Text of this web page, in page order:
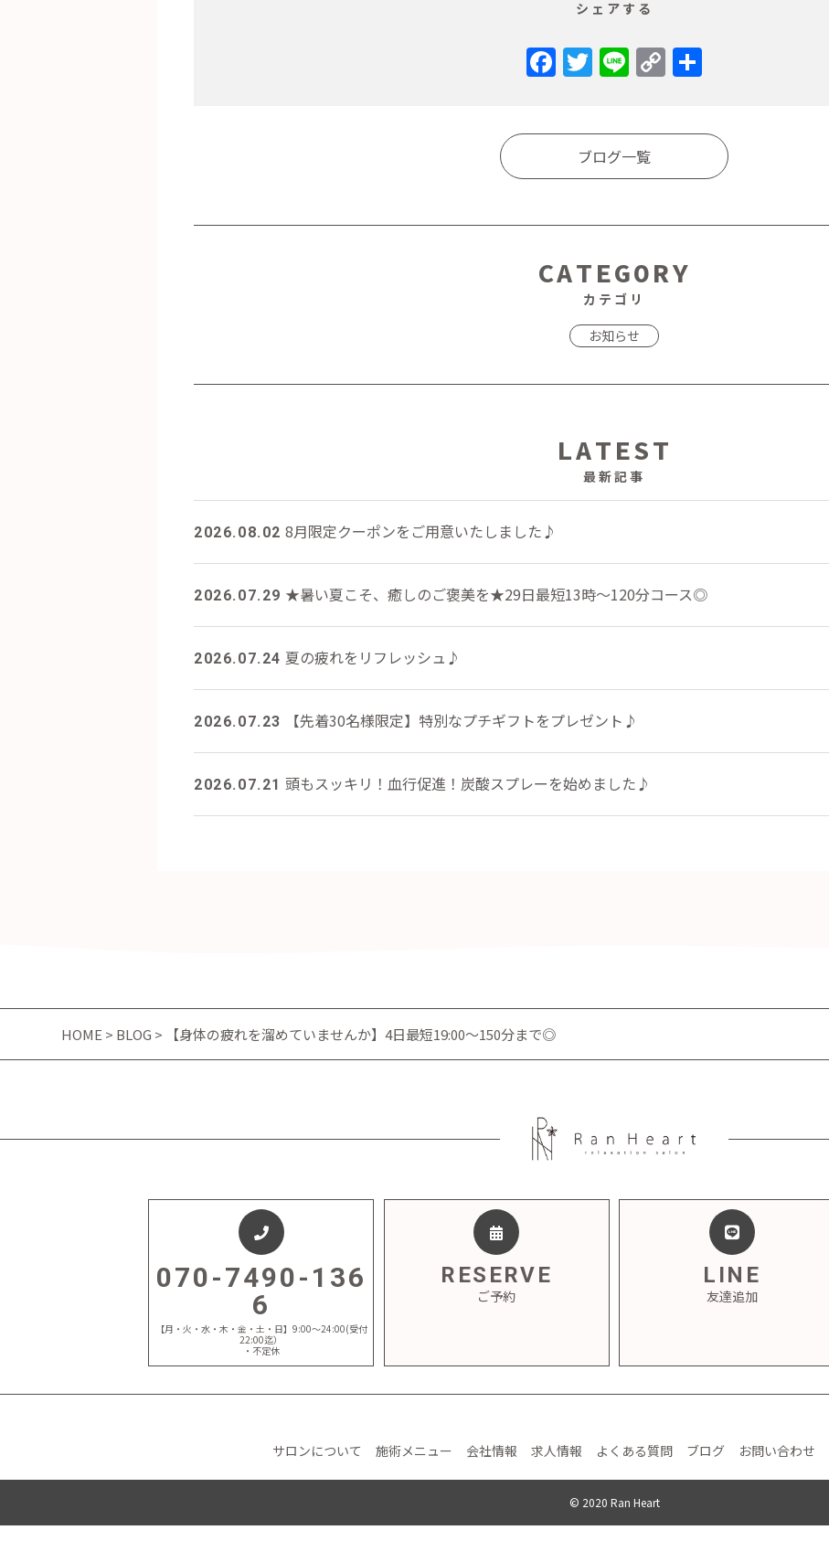
シェアする
Facebook
Twitter
LineCopy
Link
ブログ一覧
CATEGORY
カテゴリ
お知らせ
LATEST
最新記事
2026.08.02 8月限定クーポンをご用意いたしました♪
2026.07.29 ★暑い夏こそ、癒しのご褒美を★29日最短13時～120分コース◎
2026.07.24 夏の疲れをリフレッシュ♪
2026.07.23 【先着30名様限定】特別なプチギフトをプレゼント♪
2026.07.21 頭もスッキリ！血行促進！炭酸スプレーを始めました♪
HOME > BLOG > 【身体の疲れを溜めていませんか】4日最短19:00～150分まで◎
070-7490-136
6
【月・火・水・木・金・土・日】9:00～24:00(受付
22:00迄）
・不定休
RESERVE
ご予約
LINE
友達追加
サロンについて 施術メニュー 会社情報 求人情報 よくある質問 ブログ お問い合わせ
© 2020 Ran Heart